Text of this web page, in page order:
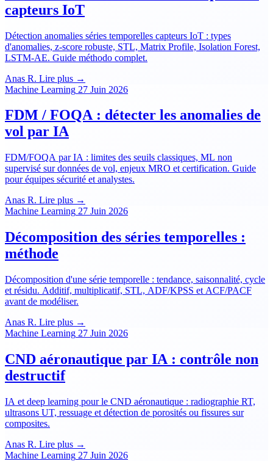
capteurs IoT
Détection anomalies séries temporelles capteurs IoT : types
d'anomalies, z-score robuste, STL, Matrix Profile, Isolation Forest,
LSTM-AE. Guide méthodo complet.
Anas R. Lire plus →
Machine Learning 27 Juin 2026
FDM / FOQA : détecter les anomalies de
vol par IA
FDM/FOQA par IA : limites des seuils classiques, ML non
supervisé sur données de vol, enjeux MRO et certification. Guide
pour équipes sécurité et analystes.
Anas R. Lire plus →
Machine Learning 27 Juin 2026
Décomposition des séries temporelles :
méthode
Décomposition d'une série temporelle : tendance, saisonnalité, cycle
et résidu. Additif, multiplicatif, STL, ADF/KPSS et ACF/PACF
avant de modéliser.
Anas R. Lire plus →
Machine Learning 27 Juin 2026
CND aéronautique par IA : contrôle non
destructif
IA et deep learning pour le CND aéronautique : radiographie RT,
ultrasons UT, ressuage et détection de porosités ou fissures sur
composites.
Anas R. Lire plus →
Machine Learning 27 Juin 2026